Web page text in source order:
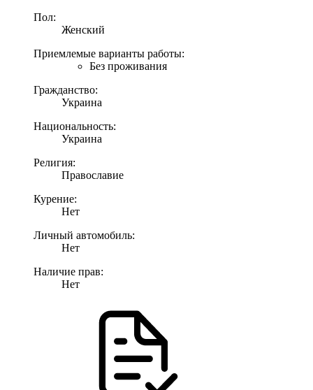
Пол:
Женский
Приемлемые варианты работы:
Без проживания
Гражданство:
Украина
Национальность:
Украина
Религия:
Православие
Курение:
Нет
Личный автомобиль:
Нет
Наличие прав:
Нет